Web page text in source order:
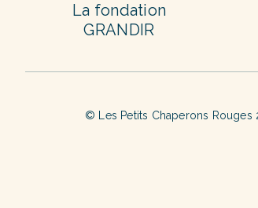
La fondation
GRANDIR
© Les Petits Chaperons Rouges